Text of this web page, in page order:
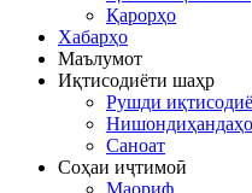
Қарорҳо
Хабарҳо
Маълумот
Иқтисодиёти шаҳр
Рушди
Нишондиҳандаҳо
Саноат
Соҳаи иҷтимоӣ